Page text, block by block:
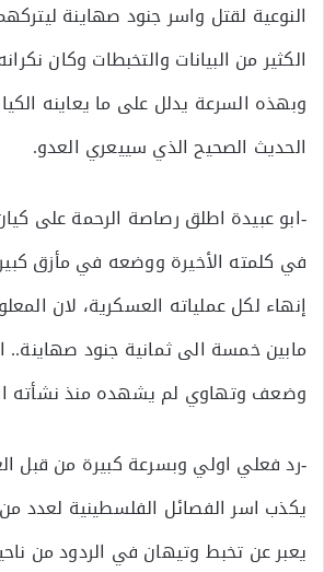
النوعية لقتل واسر جنود صهاينة
الكثير من البيانات والتخبطات وكان
وبهذه السرعة يدلل على ما يعاينه
الحديث الصحيح الذي سييعري العدو.
-ابو عبيدة اطلق رصاصة الرحمة على
في كلمته الأخيرة ووضعه في مأزق
إنهاء لكل عملياته العسكرية، لان
مابين خمسة الى ثمانية جنود صهاينة..
وضعف وتهاوي لم يشهده منذ نشأته
-رد فعلي اولي وبسرعة كبيرة من قبل
يكذب اسر الفصائل الفلسطينية لعدد
يعبر عن تخبط وتيهان في الردود من